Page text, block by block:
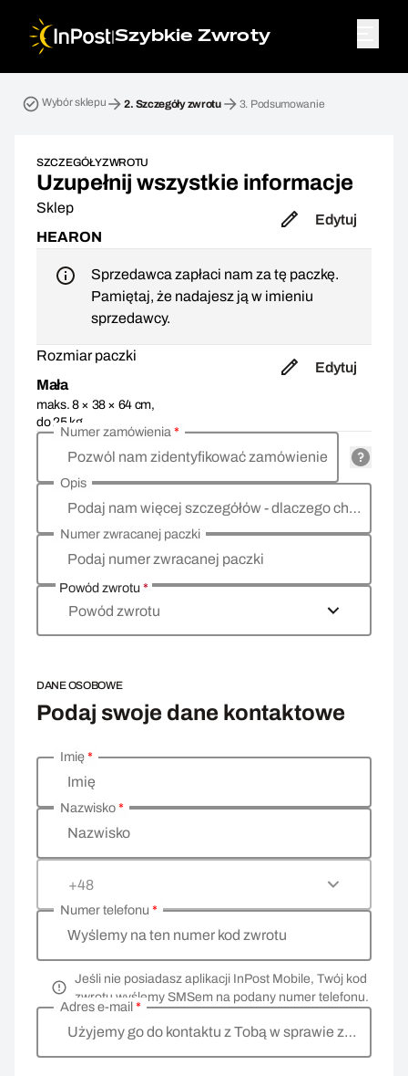
|Szybkie Zwroty
Wybór sklepu 2. Szczegóły zwrotu 3. Podsumowanie
SZCZEGÓŁY ZWROTU
Uzupełnij wszystkie informacje
Sklep
HEARON
Edytuj
Sprzedawca zapłaci nam za tę paczkę.
Pamiętaj, że nadajesz ją w imieniu
sprzedawcy.
Rozmiar paczki
Mała
maks. 8 × 38 × 64 cm,
do 25 kg
Edytuj
Pozwól nam zidentyfikować zamówienie
Numer zamówienia*
Podaj nam więcej szczegółów - dlaczego chcesz zwrócić towar, co jest powodem?
Opis
Podaj numer zwracanej paczki
Numer zwracanej paczki
Powód zwrotu*
Powód zwrotu
DANE OSOBOWE
Podaj swoje dane kontaktowe
Wprowadź swoje dane osobowe
Imię
Imię*
Nazwisko
Nazwisko*
+48
Wyślemy na ten numer kod zwrotu
Numer telefonu *
Jeśli nie posiadasz aplikacji InPost Mobile, Twój kod
zwrotu wyślemy SMSem na podany numer telefonu.
Użyjemy go do kontaktu z Tobą w sprawie zwrotu
Adres e-mail *